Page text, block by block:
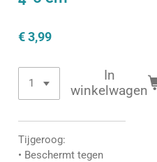
€ 3,99
In
winkelwagen
Tijgeroog:
• Beschermt tegen